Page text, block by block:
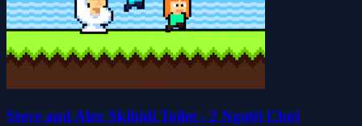
Steve and Alex Skibidi Toilet - 2 Người Chơi